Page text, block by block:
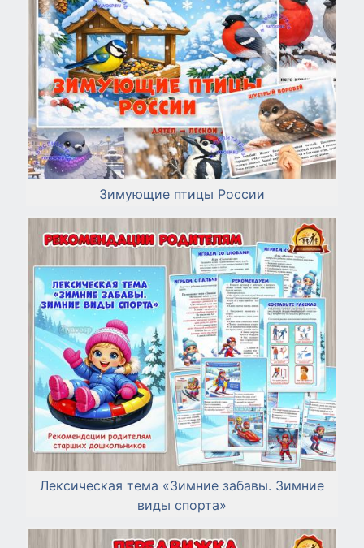
Зимующие птицы России
Лексическая тема «Зимние забавы. Зимние
виды спорта»